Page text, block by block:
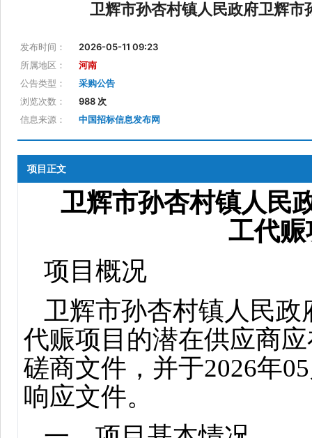
卫辉市孙杏村镇人民政府卫辉
发布时间：
2026-05-11 09:23
所属地区：
河南
公告类型：
采购公告
浏览次数：
988 次
信息来源：
中国招标信息发布网
项目正文